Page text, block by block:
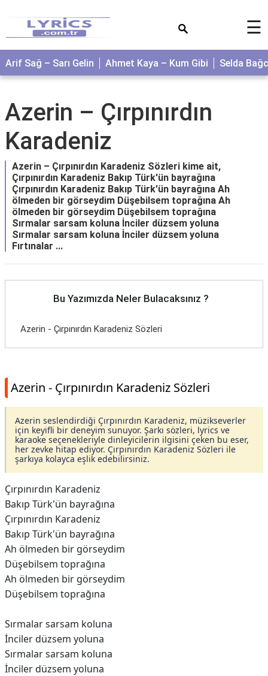
☰
Arif Sağ – Sarı Gelin Ahmet Kaya – Kum Gibi Selda
Azerin – Çırpınırdın
Karadeniz
Azerin – Çırpınırdın Karadeniz Sözleri kime ait,
Çırpınırdın Karadeniz Bakıp Türk'ün bayrağına
Çırpınırdın Karadeniz Bakıp Türk'ün bayrağına Ah
ölmeden bir görseydim Düşebilsem toprağına Ah
ölmeden bir görseydim Düşebilsem toprağına
Sırmalar sarsam koluna İnciler düzsem yoluna
Sırmalar sarsam koluna İnciler düzsem yoluna
Fırtınalar ...
Bu Yazımızda Neler Bulacaksınız ?
Azerin - Çırpınırdın Karadeniz Sözleri
Azerin - Çırpınırdın Karadeniz Sözleri
Azerin seslendirdiği Çırpınırdın Karadeniz, müzikseverler
için keyifli bir deneyim sunuyor. Şarkı sözleri, lyrics ve
karaoke seçenekleriyle dinleyicilerin ilgisini çeken bu eser,
her zevke hitap ediyor. Çırpınırdın Karadeniz Sözleri ile
şarkıya kolayca eşlik edebilirsiniz.
Çırpınırdın Karadeniz
Bakıp Türk'ün bayrağına
Çırpınırdın Karadeniz
Bakıp Türk'ün bayrağına
Ah ölmeden bir görseydim
Düşebilsem toprağına
Ah ölmeden bir görseydim
Düşebilsem toprağına
Sırmalar sarsam koluna
İnciler düzsem yoluna
Sırmalar sarsam koluna
İnciler düzsem yoluna